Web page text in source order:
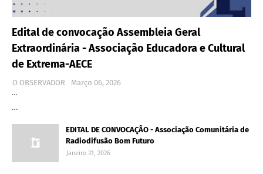
Edital de convocação Assembleia Geral
Extraordinária - Associação Educadora e Cultural
de Extrema-AECE
O OBSERVADOR
Março 06, 2026
…
…
EDITAL DE CONVOCAÇÃO - Associação Comunitária de
Radiodifusão Bom Futuro
Janeiro 31, 2026